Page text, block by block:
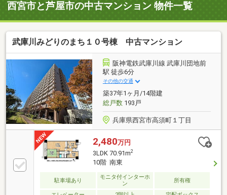
西宮市と芦屋市の中古マンション 物件一覧
武庫川みどりのまち１０号棟 中古マンション
阪神電鉄武庫川線 武庫川団地前
駅 徒歩6分
その他の交通
築37年1ヶ月/14階建
総戸数193戸
兵庫県西宮市高須町１丁目
2,480万円
3LDK 70.91m2
10階 南東
駐車場あり
モニタ付インターホ
ン
所有権